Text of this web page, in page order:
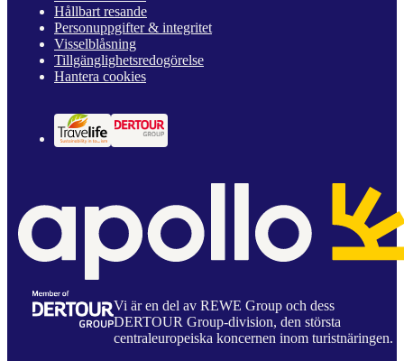
Hållbart resande
Personuppgifter & integritet
Visselblåsning
Tillgänglighetsredogörelse
Hantera cookies
Vi är en del av REWE Group och dess
DERTOUR Group-division, den största
centraleuropeiska koncernen inom turistnäringen.